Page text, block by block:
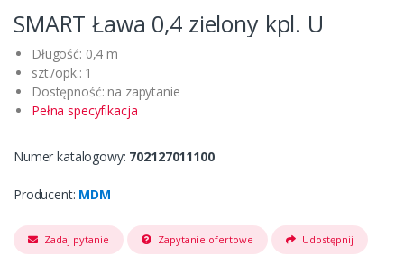
SMART Ława 0,4 zielony kpl. U
Długość: 0,4 m
szt./opk.: 1
Dostępność: na zapytanie
Pełna specyfikacja
Numer katalogowy: 702127011100
Producent: MDM
Zadaj pytanie Zapytanie ofertowe Udostępnij